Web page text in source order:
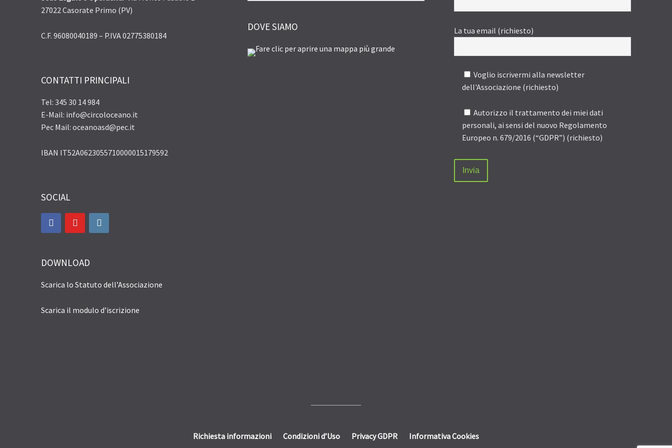
27022 Casorate Primo (PV)
C.F. 96080040189 – P.IVA 02775380184
CONTATTI PRINCIPALI
Tel: 345 30 14 984
E-Mail: info@circoloceano.it
Pec Mail: oceanoasd@pec.it
IBAN IT52A0623055710000015179592
SOCIAL
DOWNLOAD
Scarica lo Statuto dell’Associazione
Scarica il modulo d’iscrizione
DOVE SIAMO La tua email (richiesto)
Voglio iscrivermi alla newsletter
dell'Associazione (richiesto)
Autorizzo il trattamento dei miei dati
personali, ai sensi del nuovo Regolamento
Europeo n. 679/2016 (“GDPR”) (richiesto)
Richiesta informazioni Condizioni d’Uso Privacy GDPR Informativa Cookies